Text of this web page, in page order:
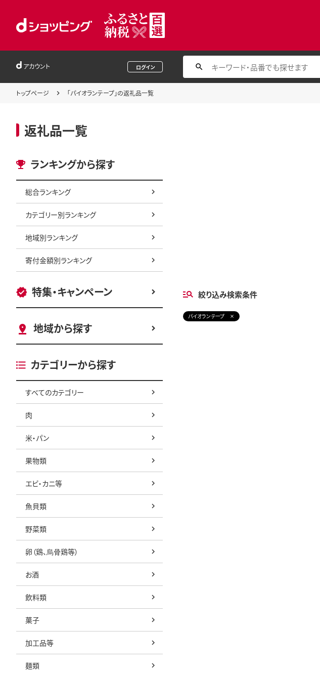
アカウント ログイン
トップページ 「パイオランテープ」の返礼品一覧
返礼品一覧
ランキングから探す
総合ランキング
カテゴリー別ランキング
地域別ランキング
寄付金額別ランキング
特集・キャンペーン
地域から探す
カテゴリーから探す
すべてのカテゴリー
肉
米・パン
果物類
エビ・カニ等
魚貝類
野菜類
卵（鶏、烏骨鶏等）
お酒
飲料類
菓子
加工品等
麺類
絞り込み検索条件
パイオランテープ